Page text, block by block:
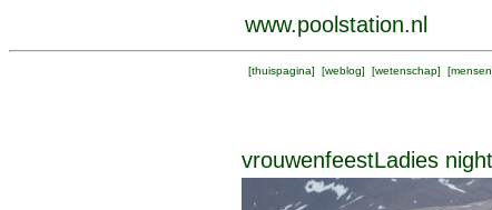
www.poolstation.nl
[thuispagina] [weblog] [wetenschap] [mensen
vrouwenfeestLadies night